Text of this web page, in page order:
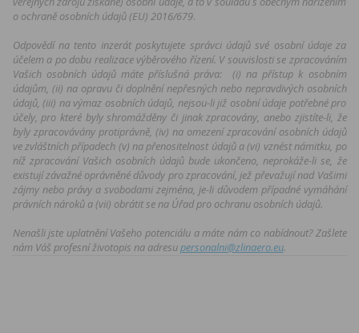
o ochraně osobních údajů (EU) 2016/679.
Odpovědí na tento inzerát poskytujete správci údajů své osobní údaje za
účelem a po dobu realizace výběrového řízení. V souvislosti se zpracováním
Vašich osobních údajů máte příslušná práva: (i) na přístup k osobním
údajům, (ii) na opravu či doplnění nepřesných nebo nepravdivých osobních
údajů, (iii) na výmaz osobních údajů, nejsou-li již osobní údaje potřebné pro
účely, pro které byly shromážděny či jinak zpracovány, anebo zjistíte-li, že
byly zpracovávány protiprávně, (iv) na omezení zpracování osobních údajů
ve zvláštních případech (v) na přenositelnost údajů a (vi) vznést námitku, po
níž zpracování Vašich osobních údajů bude ukončeno, neprokáže-li se, že
existují závažné oprávněné důvody pro zpracování, jež převažují nad Vašimi
zájmy nebo právy a svobodami zejména, je-li důvodem případné vymáhání
právních nároků a (vii) obrátit se na Úřad pro ochranu osobních údajů.
Nenašli jste uplatnění Vašeho potenciálu a máte nám co nabídnout? Zašlete
nám Váš profesní životopis na adresupersonalni@zlinaero.eu.